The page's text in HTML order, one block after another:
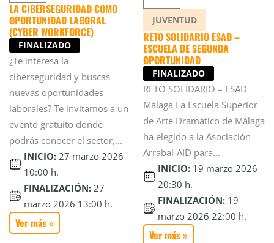
LA CIBERSEGURIDAD COMO
OPORTUNIDAD LABORAL
(CYBER WORKFORCE)
FINALIZADO
¿Te interesa la
ciberseguridad y buscas
nuevas oportunidades
laborales? Te invitamos a un
evento gratuito donde
podrás conocer el sector,...
INICIO: 27 marzo 2026
10:00 h.
FINALIZACIÓN: 27
marzo 2026 13:00 h.
Ver más »
JUVENTUD
RETO SOLIDARIO ESAD –
ESCUELA DE SEGUNDA
OPORTUNIDAD
FINALIZADO
RETO SOLIDARIO – ESAD
Málaga La Escuela Superior
de Arte Dramático de Málaga
ha elegido a la Asociación
Arrabal-AID para...
INICIO: 19 marzo 2026
20:30 h.
FINALIZACIÓN: 19
marzo 2026 22:00 h.
Ver más »